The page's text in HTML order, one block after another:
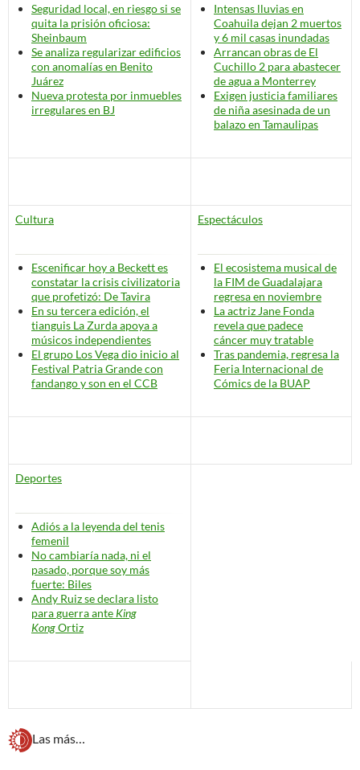
Seguridad local, en riesgo si se
quita la prisión oficiosa:
Sheinbaum
Se analiza regularizar edificios
con anomalías en Benito
Juárez
Nueva protesta por inmuebles
irregulares en BJ
Intensas lluvias en
Coahuila dejan 2 muertos
y 6 mil casas inundadas
Arrancan obras de El
Cuchillo 2 para abastecer
de agua a Monterrey
Exigen justicia familiares
de niña asesinada de un
balazo en Tamaulipas
Cultura
Escenificar hoy a Beckett es
constatar la crisis civilizatoria
que profetizó: De Tavira
En su tercera edición, el
tianguis La Zurda apoya a
músicos independientes
El grupo Los Vega dio inicio al
Festival Patria Grande con
fandango y son en el CCB
Espectáculos
El ecosistema musical de
la FIM de Guadalajara
regresa en noviembre
La actriz Jane Fonda
revela que padece
cáncer muy tratable
Tras pandemia, regresa la
Feria Internacional de
Cómics de la BUAP
Deportes
Adiós a la leyenda del tenis
femenil
No cambiaría nada, ni el
pasado, porque soy más
fuerte: Biles
Andy Ruiz se declara listo
paraguerraante King
KongOrtiz
Las más…